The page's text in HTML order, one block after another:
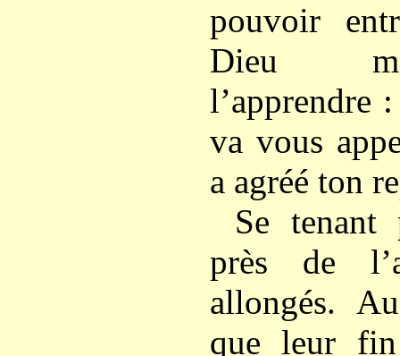
pouvoir
Dieu
l’apprendre
va vous
a agréé ton
Se
près de
allongés.
que leur